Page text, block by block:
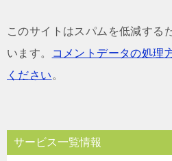
このサイトはスパムを低減する
います。
コメントデータの処理
ください 。
サービス一覧情報